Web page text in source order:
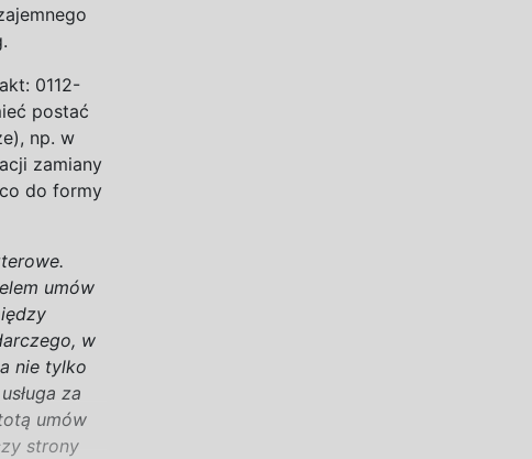
0112-
postać
np. w
zamiany
do formy
umów
w
nie tylko
za
umów
strony